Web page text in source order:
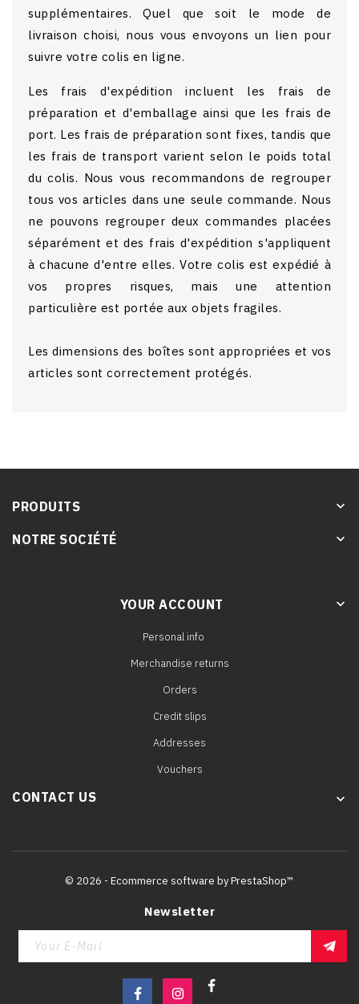
supplémentaires. Quel que soit le mode de
livraison choisi, nous vous envoyons un lien pour
suivre votre colis en ligne.
Les frais d'expédition incluent les frais de
préparation et d'emballage ainsi que les frais de
port. Les frais de préparation sont fixes, tandis que
les frais de transport varient selon le poids total
du colis. Nous vous recommandons de regrouper
tous vos articles dans une seule commande. Nous
ne pouvons regrouper deux commandes placées
séparément et des frais d'expédition s'appliquent
à chacune d'entre elles. Votre colis est expédié à
vos propres risques, mais une attention
particulière est portée aux objets fragiles.
Les dimensions des boîtes sont appropriées et vos
articles sont correctement protégés.
PRODUITS keyboard_arrow_down
NOTRE SOCIÉTÉ keyboard_arrow_down
YOUR ACCOUNT keyboard_arrow_down
Personal info
Merchandise returns
Orders
Credit slips
Addresses
Vouchers
CONTACT US keyboard_arrow_down
© 2026 - Ecommerce software by PrestaShop™
Newsletter